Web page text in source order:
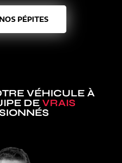
PÉPITES
VÉHICULE À
DE VRAIS